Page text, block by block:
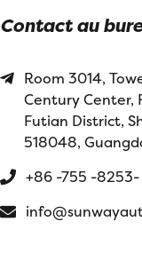
Contact au
Room 3014,
Century Center,
Futian District,
518048,
+86 -755 -